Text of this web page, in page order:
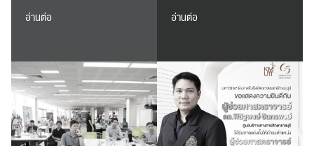
อ่านต่อ อ่านต่อ